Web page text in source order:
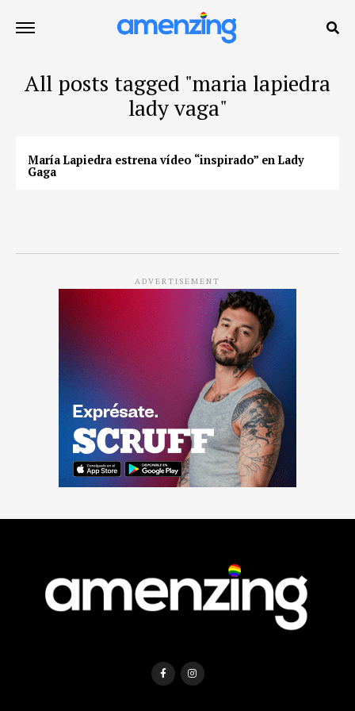
All posts tagged "maria lapiedra
lady vaga"
María Lapiedra estrena vídeo “inspirado” en Lady
Gaga
ADVERTISEMENT